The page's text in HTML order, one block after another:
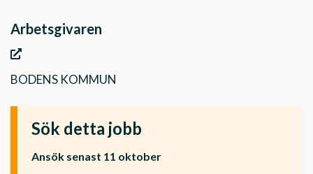
Arbetsgivaren
BODENS KOMMUN
Sök detta jobb
Ansök senast 11 oktober